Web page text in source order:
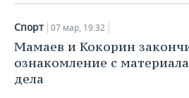
Спорт 07 мар, 19:32
Мамаев и Кокорин
ознакомление с
дела